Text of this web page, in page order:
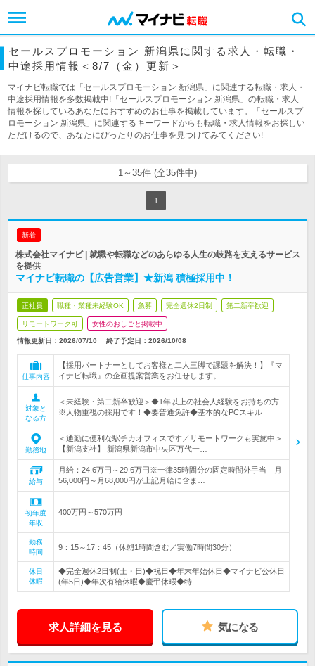
セールスプロモーション 新潟県に関する求人・転職・
中途採用情報＜8/7（金）更新＞
マイナビ転職では「セールスプロモーション 新潟県」に関連する転職・求人・
中途採用情報を多数掲載中!「セールスプロモーション 新潟県」の転職・求人
情報を探しているあなたにおすすめのお仕事を掲載しています。「セールスプ
ロモーション 新潟県」に関連するキーワードからも転職・求人情報をお探しい
ただけるので、あなたにぴったりのお仕事を見つけてみてください!
1～35件 (全35件中)
1
新着
株式会社マイナビ | 就職や転職などのあらゆる人生の岐路を支えるサービス
を提供
マイナビ転職の【広告営業】★新潟 積極採用中！
正社員 職種・業種未経験OK 急募 完全週休2日制 第二新卒歓迎
リモートワーク可 女性のおしごと掲載中
情報更新日：2026/07/10 終了予定日： 2026/10/08
仕事内容
【採用パートナーとしてお客様と二人三脚で課題を解決！】『マ
イナビ転職』の企画提案営業をお任せします。
対象と
なる方
＜未経験・第二新卒歓迎＞◆1年以上の社会人経験をお持ちの方
※人物重視の採用です！◆要普通免許◆基本的なPCスキル
勤務地
＜通勤に便利な駅チカオフィスです／リモートワークも実施中＞
【新潟支社】 新潟県新潟市中央区万代一…
給与
月給：24.6万円～29.6万円※一律35時間分の固定時間外手当 月
56,000円～月68,000円が上記月給に含ま…
初年度
年収
400万円～570万円
勤務
時間
9：15～17：45（休憩1時間含む／実働7時間30分）
休日
休暇
◆完全週休2日制(土・日)◆祝日◆年末年始休日◆マイナビ公休日
(年5日)◆年次有給休暇◆慶弔休暇◆特…
求人詳細を見る 気になる